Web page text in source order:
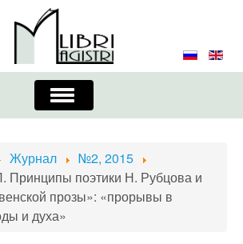
Включить/
выключить
навигацию
Требования к оформлению
приема и публикации
Журнал
№2, 2015
Принципы поэтики Н. Рубцова и
прозы»: «прорывы в
и духа»